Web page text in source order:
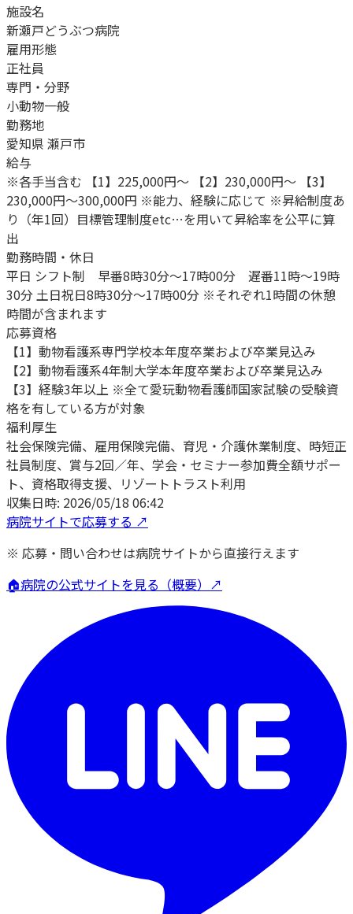
施設名
新瀬戸どうぶつ病院
雇用形態
正社員
専門・分野
小動物一般
勤務地
愛知県 瀬戸市
給与
※各手当含む 【1】225,000円～ 【2】230,000円～ 【3】
230,000円～300,000円 ※能力、経験に応じて ※昇給制度あ
り（年1回）目標管理制度etc…を用いて昇給率を公平に算
出
勤務時間・休日
平日 シフト制 早番8時30分～17時00分 遅番11時～19時
30分 土日祝日8時30分～17時00分 ※それぞれ1時間の休憩
時間が含まれます
応募資格
【1】動物看護系専門学校本年度卒業および卒業見込み
【2】動物看護系4年制大学本年度卒業および卒業見込み
【3】経験3年以上 ※全て愛玩動物看護師国家試験の受験資
格を有している方が対象
福利厚生
社会保険完備、雇用保険完備、育児・介護休業制度、時短正
社員制度、賞与2回／年、学会・セミナー参加費全額サポー
ト、資格取得支援、リゾートトラスト利用
収集日時: 2026/05/18 06:42
病院サイトで応募する ↗
※ 応募・問い合わせは病院サイトから直接行えます
🏠病院の公式サイトを見る（概要）↗